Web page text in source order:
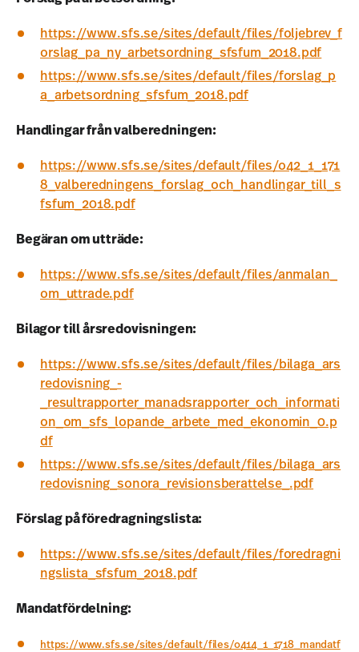
https://www.sfs.se/sites/default/files/foljebrev_f
orslag_pa_ny_arbetsordning_sfsfum_2018.pdf
https://www.sfs.se/sites/default/files/forslag_p
a_arbetsordning_sfsfum_2018.pdf
Handlingar från valberedningen:
https://www.sfs.se/sites/default/files/o42_1_171
8_valberedningens_forslag_och_handlingar_till_s
fsfum_2018.pdf
Begäran om utträde:
https://www.sfs.se/sites/default/files/anmalan_
om_uttrade.pdf
Bilagor till årsredovisningen:
https://www.sfs.se/sites/default/files/bilaga_ars
redovisning_-
_resultrapporter_manadsrapporter_och_informati
on_om_sfs_lopande_arbete_med_ekonomin_0.p
df
https://www.sfs.se/sites/default/files/bilaga_ars
redovisning_sonora_revisionsberattelse_.pdf
Förslag på föredragningslista:
https://www.sfs.se/sites/default/files/foredragni
ngslista_sfsfum_2018.pdf
Mandatfördelning:
https://www.sfs.se/sites/default/files/o414_1_1718_mandatf